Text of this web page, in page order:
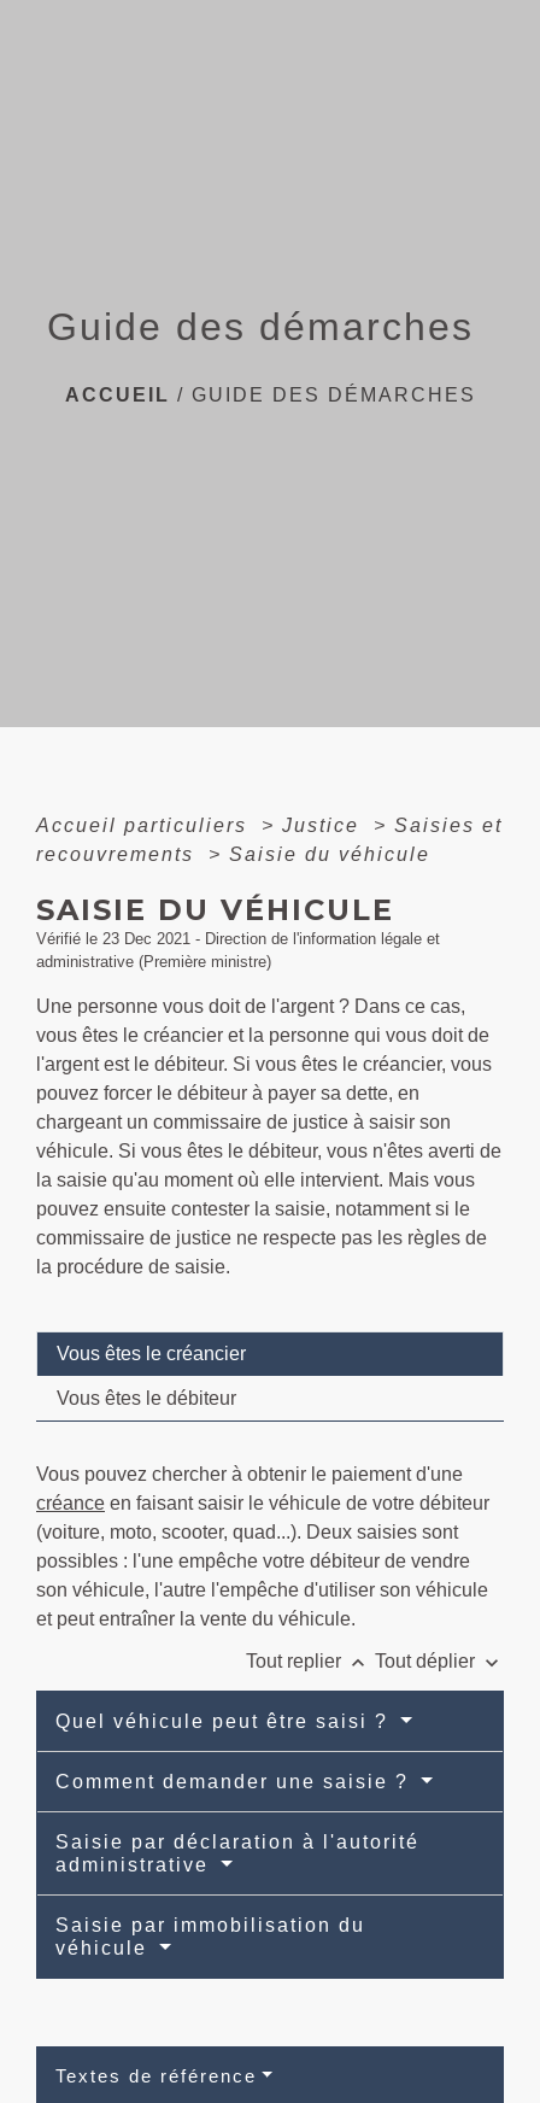
Guide des démarches
ACCUEIL / GUIDE DES DÉMARCHES
Accueil particuliers > Justice > Saisies et
recouvrements
> Saisie du véhicule
SAISIE DU VÉHICULE
Vérifié le 23 Dec 2021 - Direction de l'information légale et
administrative (Première ministre)
Une personne vous doit de l'argent ? Dans ce cas,
vous êtes le créancier et la personne qui vous doit de
l'argent est le débiteur. Si vous êtes le créancier, vous
pouvez forcer le débiteur à payer sa dette, en
chargeant un commissaire de justice à saisir son
véhicule. Si vous êtes le débiteur, vous n'êtes averti de
la saisie qu'au moment où elle intervient. Mais vous
pouvez ensuite contester la saisie, notamment si le
commissaire de justice ne respecte pas les règles de
la procédure de saisie.
Vous êtes le créancier
Vous êtes le débiteur
Vous pouvez chercher à obtenir le paiement d'une
créance en faisant saisir le véhicule de votre débiteur
(voiture, moto, scooter, quad...). Deux saisies sont
possibles : l'une empêche votre débiteur de vendre
son véhicule, l'autre l'empêche d'utiliser son véhicule
et peut entraîner la vente du véhicule.
Tout replier keyboard_arrow_up Tout déplier keyboard_arrow_down
Quel véhicule peut être saisi ?
Comment demander une saisie ?
Saisie par déclaration à l'autorité
administrative
Saisie par immobilisation du
véhicule
Textes de référence